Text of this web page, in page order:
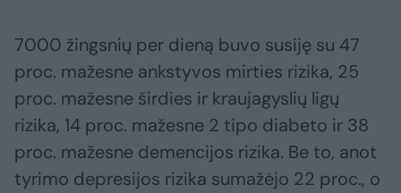
7000 žingsnių per dieną buvo susiję su 47
proc. mažesne ankstyvos mirties rizika, 25
proc. mažesne širdies ir kraujagyslių ligų
rizika, 14 proc. mažesne 2 tipo diabeto ir 38
proc. mažesne demencijos rizika. Be to, anot
tyrimo depresijos rizika sumažėjo 22 proc., o